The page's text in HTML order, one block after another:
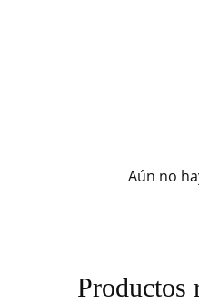
Aún no
Productos